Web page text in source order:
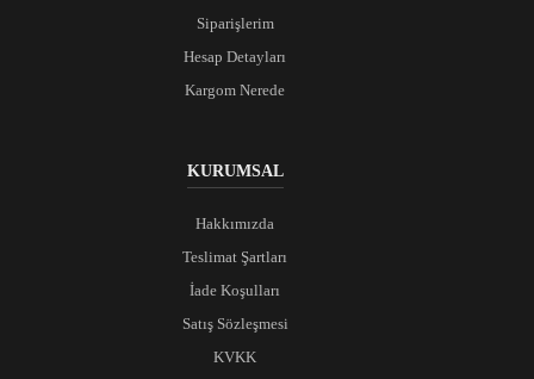
Siparişlerim
Hesap Detayları
Kargom Nerede
KURUMSAL
Hakkımızda
Teslimat Şartları
İade Koşulları
Satış Sözleşmesi
KVKK